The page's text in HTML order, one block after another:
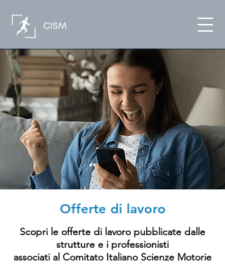
Offerte di lavoro
Scopri le offerte di lavoro pubblicate dalle
strutture e i professionisti
associati al Comitato Italiano Scienze Motorie